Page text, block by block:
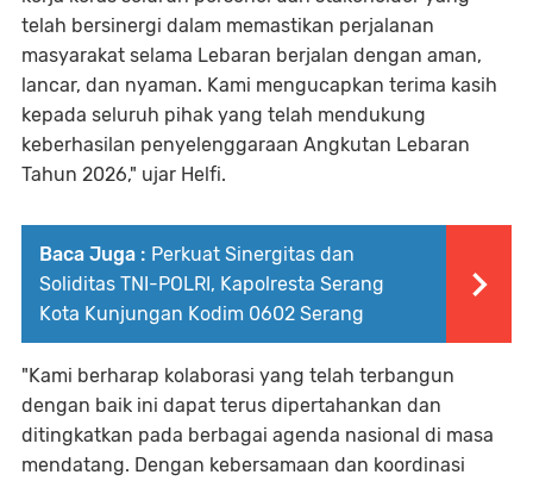
telah bersinergi dalam memastikan perjalanan
masyarakat selama Lebaran berjalan dengan aman,
lancar, dan nyaman. Kami mengucapkan terima kasih
kepada seluruh pihak yang telah mendukung
keberhasilan penyelenggaraan Angkutan Lebaran
Tahun 2026," ujar Helfi.
Baca Juga : Perkuat Sinergitas dan
Soliditas TNI-POLRI, Kapolresta Serang
Kota Kunjungan Kodim 0602 Serang
"Kami berharap kolaborasi yang telah terbangun
dengan baik ini dapat terus dipertahankan dan
ditingkatkan pada berbagai agenda nasional di masa
mendatang. Dengan kebersamaan dan koordinasi